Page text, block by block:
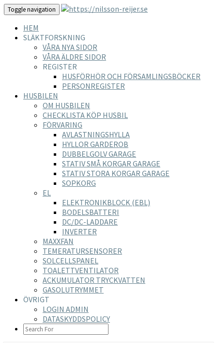
Toggle navigation
HEM
SLÄKTFORSKNING
VÅRA NYA SIDOR
VÅRA ÄLDRE SIDOR
REGISTER
HUSFÖRHÖR OCH FÖRSAMLINGSBÖCKER
PERSONREGISTER
HUSBILEN
OM HUSBILEN
CHECKLISTA KÖP HUSBIL
FÖRVARING
AVLASTNINGSHYLLA
HYLLOR GARDEROB
DUBBELGOLV GARAGE
STATIV SMÅ KORGAR GARAGE
STATIV STORA KORGAR GARAGE
SOPKORG
EL
ELEKTRONIKBLOCK (EBL)
BODELSBATTERI
DC/DC-LADDARE
INVERTER
MAXXFAN
TEMERATURSENSORER
SOLCELLSPANEL
TOALETTVENTILATOR
ACKUMULATOR TRYCKVATTEN
GASOLUTRYMMET
ÖVRIGT
LOGIN ADMIN
DATASKYDDSPOLICY
SEARCH
ICON